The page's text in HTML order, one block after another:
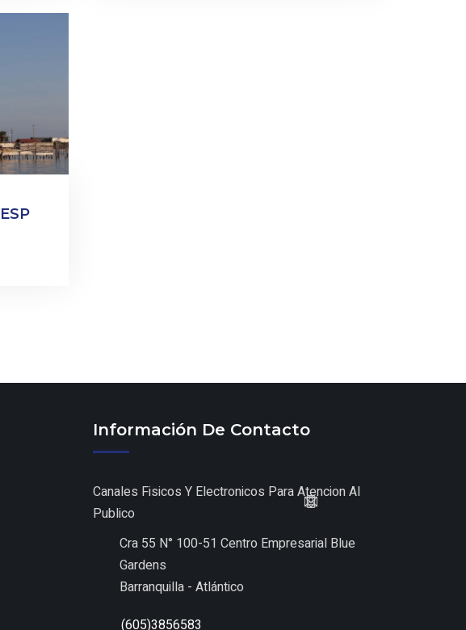
Información De Contacto
Canales Fisicos Y Electronicos Para Atencion Al
Publico
Cra 55 N° 100-51 Centro Empresarial Blue
Gardens
Barranquilla - Atlántico
(605)3856583